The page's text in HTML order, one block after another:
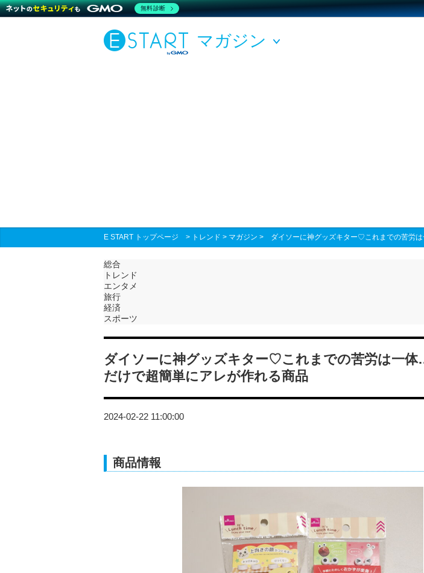
マガジン
E START トップページ > トレンド > マガジン > ダイソーに神グッズキター♡これまでの苦労
総合
トレンド
エンタメ
旅行
経済
スポーツ
ダイソーに神グッズキター♡これまでの苦労は一
だけで超簡単にアレが作れる商品
2024-02-22 11:00:00
商品情報
無料診断